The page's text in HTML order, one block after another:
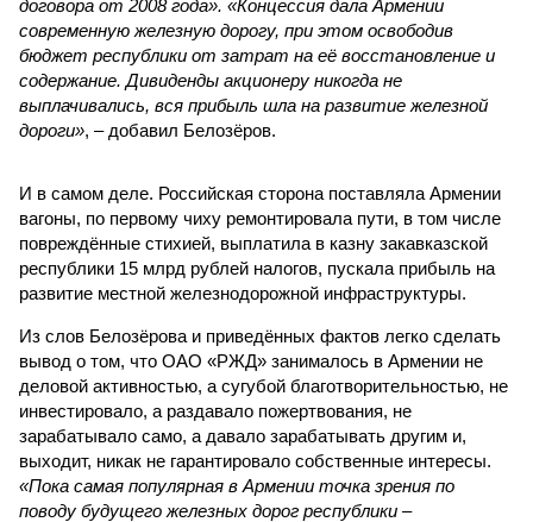
договора от 2008 года». «Концессия дала Армении
современную железную дорогу, при этом освободив
бюджет республики от затрат на её восстановление и
содержание. Дивиденды акционеру никогда не
выплачивались, вся прибыль шла на развитие железной
дороги», – добавил Белозёров.
И в самом деле. Российская сторона поставляла Армении
вагоны, по первому чиху ремонтировала пути, в том числе
повреждённые стихией, выплатила в казну закавказской
республики 15 млрд рублей налогов, пускала прибыль на
развитие местной железнодорожной инфраструктуры.
Из слов Белозёрова и приведённых фактов легко сделать
вывод о том, что ОАО «РЖД» занималось в Армении не
деловой активностью, а сугубой благотворительностью, не
инвестировало, а раздавало пожертвования, не
зарабатывало само, а давало зарабатывать другим и,
выходит, никак не гарантировало собственные интересы.
«Пока самая популярная в Армении точка зрения по
поводу будущего железных дорог рес­публики –